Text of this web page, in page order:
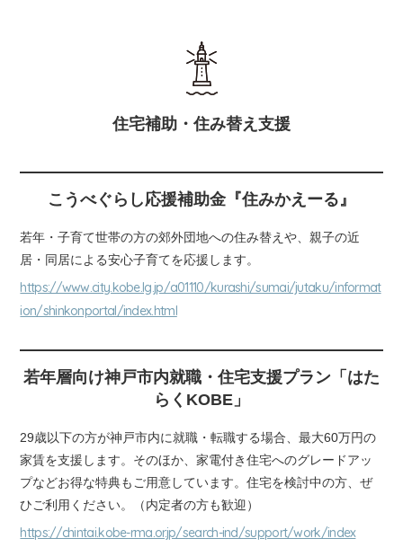
住宅補助・住み替え支援
こうべぐらし応援補助金『住みかえーる』
若年・子育て世帯の方の郊外団地への住み替えや、親子の近
居・同居による安心子育てを応援します。
https://www.city.kobe.lg.jp/a01110/kurashi/sumai/jutaku/informat
ion/shinkonportal/index.html
若年層向け神戸市内就職・住宅支援プラン「はた
らくKOBE」
29歳以下の方が神戸市内に就職・転職する場合、最大60万円の
家賃を支援します。そのほか、家電付き住宅へのグレードアッ
プなどお得な特典もご用意しています。住宅を検討中の方、ぜ
ひご利用ください。（内定者の方も歓迎）
https://chintai.kobe-rma.or.jp/search-ind/support/work/index